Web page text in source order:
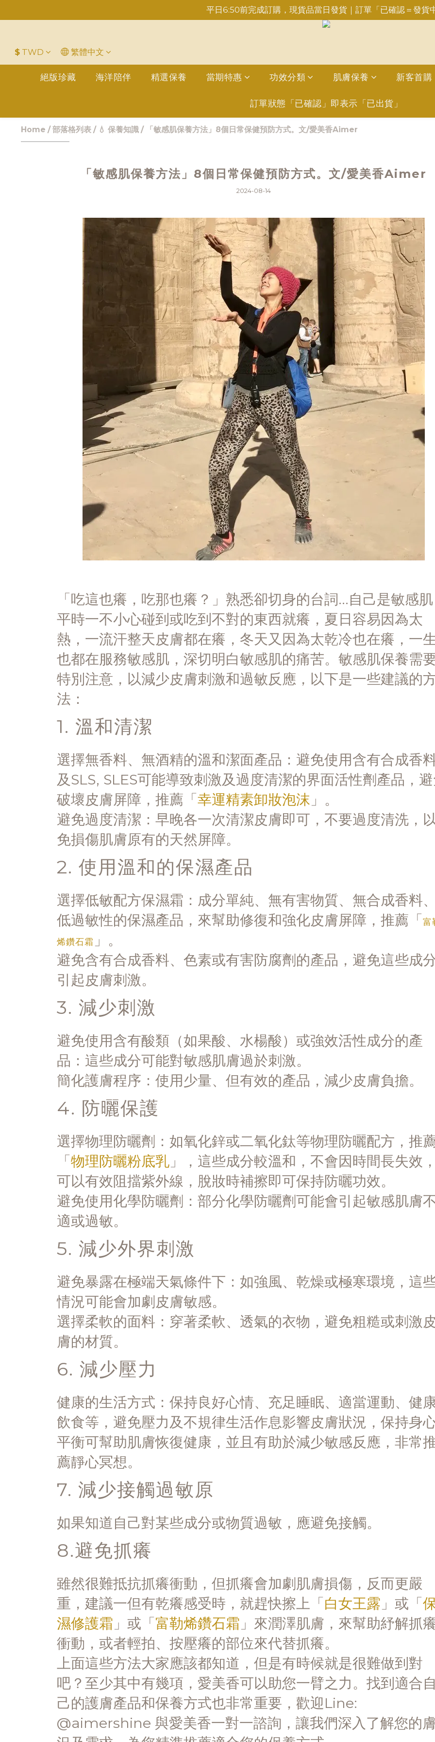
重要事項請點此聯繫，勿於訂單備註，以免錯失服務
平日6:50前完成訂購，現貨品當日發貨｜訂單「已確認＝發貨
＋LINE好友折價100元✅歡迎LINE：＠aimershine 上班時間內專人回覆(WhatsAPP已
$ TWD 繁體中文
絕版珍藏 海洋陪伴 精選保養 當期特惠 功效分類 肌膚保養 新客首購
訂單狀態「已確認」即表示「已出貨」
Home /部落格列表 / 💧 保養知識 / 「敏感肌保養方法」8個日常保健預防方式。文/愛美香Aimer
「敏感肌保養方法」8個日常保健預防方式。文/愛美香Aimer
2024-08-14
「吃這也癢，吃那也癢？」熟悉卻切身的台詞...自己是敏感
平時一不小心碰到或吃到不對的東西就癢，夏日容易因為太
熱，一流汗整天皮膚都在癢，冬天又因為太乾冷也在癢，一
也都在服務敏感肌，深切明白敏感肌的痛苦。敏感肌保養需
特別注意，以減少皮膚刺激和過敏反應，以下是一些建議的
法：
1. 溫和清潔
選擇無香料、無酒精的溫和潔面產品：避免使用含有合成香
及SLS, SLES可能導致刺激及過度清潔的界面活性劑產品，
破壞皮膚屏障，推薦「幸運精素卸妝泡沫 」。
避免過度清潔：早晚各一次清潔皮膚即可，不要過度清洗，
免損傷肌膚原有的天然屏障。
2. 使用溫和的保濕產品
選擇低敏配方保濕霜：成分單純、無有害物質、無合成香料
低過敏性的保濕產品，來幫助修復和強化皮膚屏障，推薦「富
烯鑽石霜 」。
避免含有合成香料、色素或有害防腐劑的產品，避免這些成
引起皮膚刺激。
3. 減少刺激
避免使用含有酸類（如果酸、水楊酸）或強效活性成分的產
品：這些成分可能對敏感肌膚過於刺激。
簡化護膚程序：使用少量、但有效的產品，減少皮膚負擔。
4. 防曬保護
選擇物理防曬劑：如氧化鋅或二氧化鈦等物理防曬配方，推
「物理防曬粉底乳 」，這些成分較溫和，不會因時間長失效
可以有效阻擋紫外線，脫妝時補擦即可保持防曬功效。
避免使用化學防曬劑：部分化學防曬劑可能會引起敏感肌膚
適或過敏。
5. 減少外界刺激
避免暴露在極端天氣條件下：如強風、乾燥或極寒環境，這
情況可能會加劇皮膚敏感。
選擇柔軟的面料：穿著柔軟、透氣的衣物，避免粗糙或刺激
膚的材質。
6. 減少壓力
健康的生活方式：保持良好心情、充足睡眠、適當運動、健
飲食等，避免壓力及不規律生活作息影響皮膚狀況，保持身
平衡可幫助肌膚恢復健康，並且有助於減少敏感反應，非常
薦靜心冥想。
7. 減少接觸過敏原
如果知道自己對某些成分或物質過敏，應避免接觸。
8.避免抓癢
雖然很難抵抗抓癢衝動，但抓癢會加劇肌膚損傷，反而更嚴
重，建議一但有乾癢感受時，就趕快擦上「白女王露 」或「
濕修護霜 」或「富勒烯鑽石霜 」來潤澤肌膚，來幫助紓解抓
衝動，或者輕拍、按壓癢的部位來代替抓癢。
上面這些方法大家應該都知道，但是有時候就是很難做到對
吧？至少其中有幾項，愛美香可以助您一臂之力。找到適合
己的護膚產品和保養方式也非常重要，歡迎Line:
@aimershine 與愛美香一對一諮詢，讓我們深入了解您的